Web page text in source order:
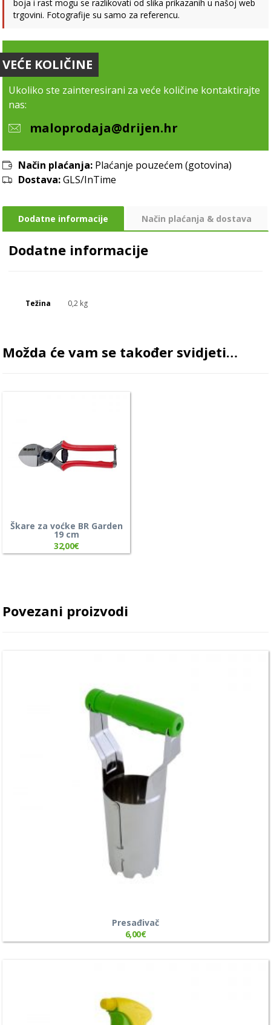
boja i rast mogu se razlikovati od slika prikazanih u našoj web
trgovini. Fotografije su samo za referencu.
VEĆE KOLIČINE
Ukoliko ste zainteresirani za veće količine kontaktirajte
nas:
maloprodaja@drijen.hr
Način plaćanja: Plaćanje pouzećem (gotovina)
Dostava:GLS/InTime
Dodatne informacije Način plaćanja & dostava
Dodatne informacije
Težina 0,2 kg
Možda će vam se također svidjeti…
Škare za voćke BR Garden
19 cm
32,00€
Povezani proizvodi
Presađivač
6,00€